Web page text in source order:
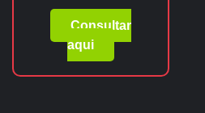
Consultar
aqui